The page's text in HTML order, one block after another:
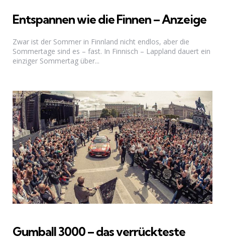
Entspannen wie die Finnen – Anzeige
Zwar ist der Sommer in Finnland nicht endlos, aber die
Sommertage sind es – fast. In Finnisch – Lappland dauert ein
einziger Sommertag über...
Gumball 3000 – das verrückteste